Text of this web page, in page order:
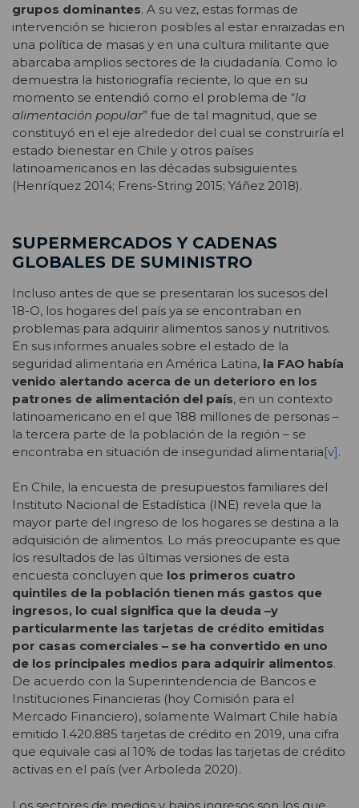
grupos dominantes. A su vez, estas formas de
intervención se hicieron posibles al estar enraizadas en
una política de masas y en una cultura militante que
abarcaba amplios sectores de la ciudadanía. Como lo
demuestra la historiografía reciente, lo que en su
momento se entendió como el problema de “la
alimentación popular” fue de tal magnitud, que se
constituyó en el eje alrededor del cual se construiría el
estado bienestar en Chile y otros países
latinoamericanos en las décadas subsiguientes
(Henríquez 2014; Frens-String 2015; Yáñez 2018).
SUPERMERCADOS Y CADENAS
GLOBALES DE SUMINISTRO
Incluso antes de que se presentaran los sucesos del
18-O, los hogares del país ya se encontraban en
problemas para adquirir alimentos sanos y nutritivos.
En sus informes anuales sobre el estado de la
seguridad alimentaria en América Latina, la FAO había
venido alertando acerca de un deterioro en los
patrones de alimentación del país, en un contexto
latinoamericano en el que 188 millones de personas –
la tercera parte de la población de la región – se
encontraba en situación de inseguridad alimentaria[v].
En Chile, la encuesta de presupuestos familiares del
Instituto Nacional de Estadística (INE) revela que la
mayor parte del ingreso de los hogares se destina a la
adquisición de alimentos. Lo más preocupante es que
los resultados de las últimas versiones de esta
encuesta concluyen que los primeros cuatro
quintiles de la población tienen más gastos que
ingresos, lo cual significa que la deuda –y
particularmente las tarjetas de crédito emitidas
por casas comerciales – se ha convertido en uno
de los principales medios para adquirir alimentos.
De acuerdo con la Superintendencia de Bancos e
Instituciones Financieras (hoy Comisión para el
Mercado Financiero), solamente Walmart Chile había
emitido 1.420.885 tarjetas de crédito en 2019, una cifra
que equivale casi al 10% de todas las tarjetas de crédito
activas en el país (ver Arboleda 2020).